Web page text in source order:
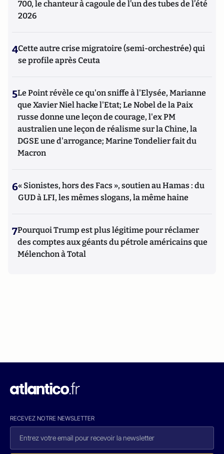
700, le chanteur à cagoule de l’un des tubes de l’été
2026
4Cette autre crise migratoire (semi-orchestrée) qui
se profile après Ceuta
5Le Point révèle ce qu'on sniffe à l'Elysée, Marianne
que Xavier Niel hacke l'Etat; Le Nobel de la Paix
russe donne une leçon de courage, l'ex PM
australien une leçon de réalisme sur la Chine, la
DGSE une d'arrogance; Marine Tondelier fait du
Macron
6« Sionistes, hors des Facs », soutien au Hamas : du
GUD à LFI, les mêmes slogans, la même haine
7Pourquoi Trump est plus légitime pour réclamer
des comptes aux géants du pétrole américains que
Mélenchon à Total
RECEVEZ NOTRE NEWSLETTER